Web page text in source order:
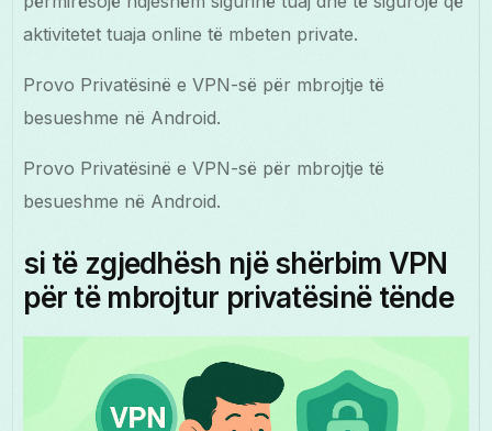
aktivitetet tuaja online të mbeten private.
Provo Privatësinë e VPN-së për mbrojtje të
besueshme në Android.
Provo Privatësinë e VPN-së për mbrojtje të
besueshme në Android.
si të zgjedhësh një shërbim VPN
për të mbrojtur privatësinë tënde